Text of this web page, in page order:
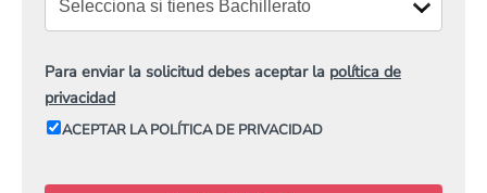
Para enviar la solicitud debes aceptar la política de
privacidad
ACEPTAR LA POLÍTICA DE PRIVACIDAD